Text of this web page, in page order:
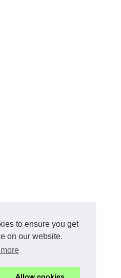
to ensure you get
on our website.